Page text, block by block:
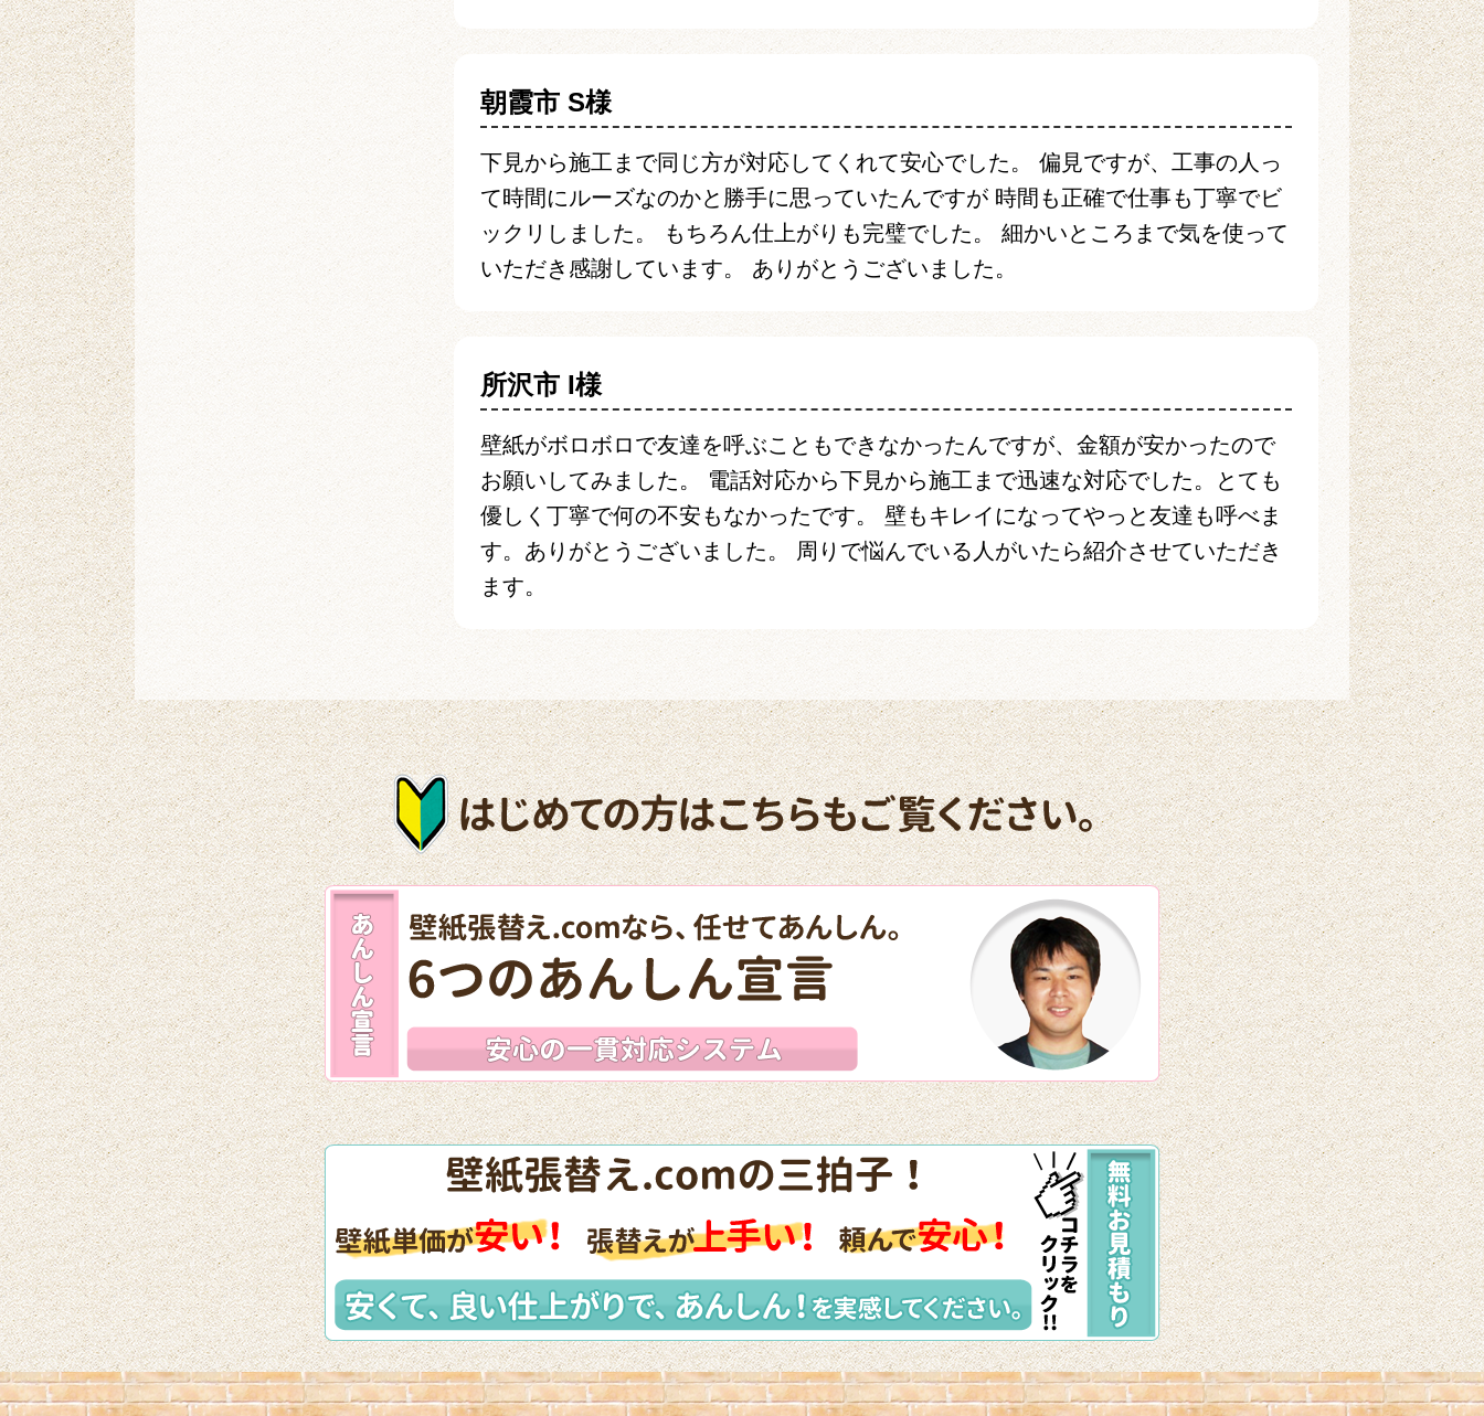
朝霞市 S様
下見から施工まで同じ方が対応してくれて安心でした。 偏見ですが、工事の人っ
て時間にルーズなのかと勝手に思っていたんですが 時間も正確で仕事も丁寧でビ
ックリしました。 もちろん仕上がりも完璧でした。 細かいところまで気を使って
いただき感謝しています。 ありがとうございました。
所沢市 I様
壁紙がボロボロで友達を呼ぶこともできなかったんですが、金額が安かったので
お願いしてみました。 電話対応から下見から施工まで迅速な対応でした。とても
優しく丁寧で何の不安もなかったです。 壁もキレイになってやっと友達も呼べま
す。ありがとうございました。 周りで悩んでいる人がいたら紹介させていただき
ます。